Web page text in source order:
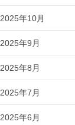
2025年10月
2025年9月
2025年8月
2025年7月
2025年6月